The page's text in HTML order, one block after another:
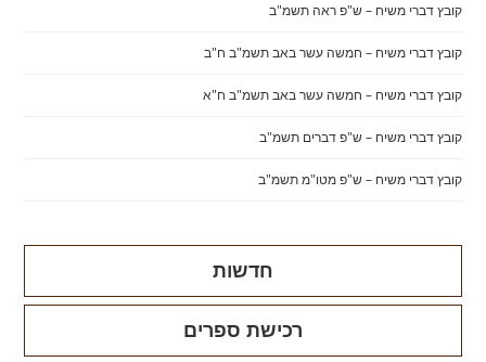
קובץ דברי משיח – ש"פ ראה תשמ"ב
קובץ דברי משיח – חמשה עשר באב תשמ"ב ח"ב
קובץ דברי משיח – חמשה עשר באב תשמ"ב ח"א
קובץ דברי משיח – ש"פ דברים תשמ"ב
קובץ דברי משיח – ש"פ מטו"מ תשמ"ב
חדשות
רכישת ספרים